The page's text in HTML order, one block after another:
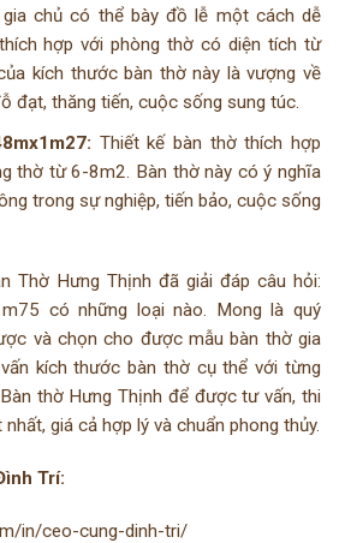
chủ có thể bày đồ lễ một cách dễ
hợp với phòng thờ có diện tích từ
kích thước bàn thờ này là vượng về
đạt, thăng tiến, cuộc sống sung túc.
Thiết kế bàn thờ thích hợp
thờ từ 6-8m2. Bàn thờ này có ý nghĩa
trong sự nghiệp, tiến bảo, cuộc sống
Thờ Hưng Thịnh đã giải đáp câu hỏi:
có những loại nào. Mong là quý
và chọn cho được mẫu bàn thờ gia
kích thước bàn thờ cụ thể với từng
thờ Hưng Thịnh để được tư vấn, thi
giá cả hợp lý và chuẩn phong thủy.
Trí:
in/ceo-cung-dinh-tri/